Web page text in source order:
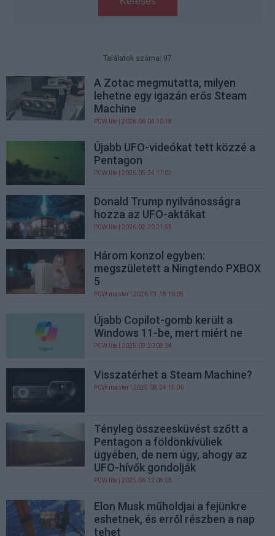
Találatok száma: 97
A Zotac megmutatta, milyen
lehetne egy igazán erős Steam
Machine
PCW.lite | 2026.06.04 10:18
Újabb UFO-videókat tett közzé a
Pentagon
PCW.lite | 2026.05.24 17:02
Donald Trump nyilvánosságra
hozza az UFO-aktákat
PCW.lite | 2026.02.20 21:55
Három konzol egyben:
megszületett a Ningtendo PXBOX
5
PCW.master | 2026.01.18 16:05
Újabb Copilot-gomb került a
Windows 11-be, mert miért ne
PCW.lite | 2025.09.20 08:34
Visszatérhet a Steam Machine?
PCW.master | 2025.08.24 15:06
Tényleg összeesküvést szőtt a
Pentagon a földönkívüliek
ügyében, de nem úgy, ahogy az
UFO-hívők gondolják
PCW.lite | 2025.06.12 08:03
Elon Musk műholdjai a fejünkre
eshetnek, és erről részben a nap
tehet